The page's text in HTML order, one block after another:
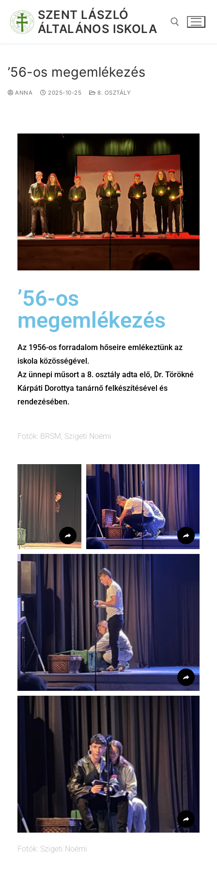
SZENT LÁSZLÓ
ÁLTALÁNOS ISKOLA
’56-os megemlékezés
ANNA 2025-10-25 8. OSZTÁLY
’56-os
megemlékezés
Az 1956-os forradalom hőseire emlékeztünk az
iskola közösségével.
Az ünnepi műsort a 8. osztály adta elő, Dr. Törökné
Kárpáti Dorottya tanárnő felkészítésével és
rendezésében.
Fotók: BRSM, Szigeti Noémi
Fotók: Szigeti Noémi